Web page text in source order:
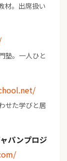
材。出席扱い
塾。一人ひと
せた学びと居
パンプロジ